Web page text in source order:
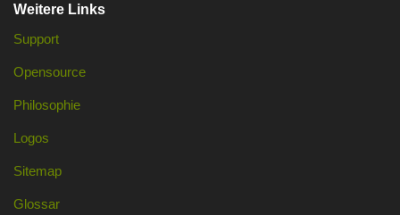
Weitere Links
Support
Opensource
Philosophie
Logos
Sitemap
Glossar